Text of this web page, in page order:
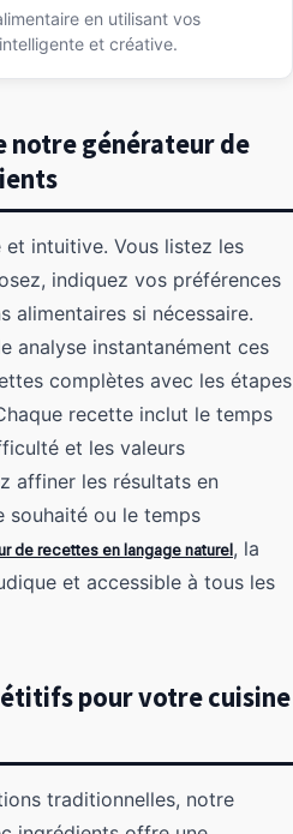
en utilisant vos
et créative.
notre générateur de
intuitive. Vous listez les
indiquez vos préférences
alimentaires si nécessaire.
analyse instantanément ces
complètes avec les étapes
recette inclut le temps
et les valeurs
affiner les résultats en
souhaité ou le temps
de recettes en langage naturel , la
et accessible à tous les
pour votre cuisine
traditionnelles, notre